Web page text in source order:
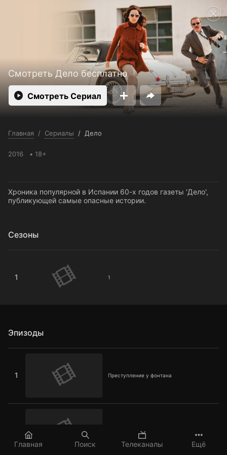
Главная Поиск Телеканалы Ещё
Смотреть Дело бесплатно
Смотреть Сериал
Главная / Сериалы / Дело
2016 18+
Хроника популярной в Испании 60-х годов газеты 'Дело',
публикующей самые опасные истории.
Сезоны
1 1
Эпизоды
1 Преступление у фонтана
Маньяк со стилетом
Пользовательское соглашение
Политика конфиденциальности
Открыть приложение